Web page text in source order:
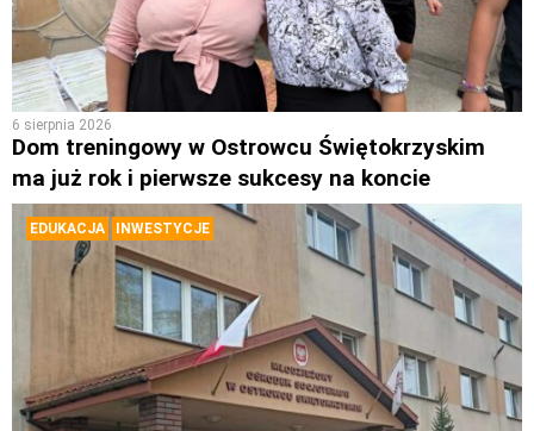
6 sierpnia 2026
Dom treningowy w Ostrowcu Świętokrzyskim
ma już rok i pierwsze sukcesy na koncie
EDUKACJA INWESTYCJE